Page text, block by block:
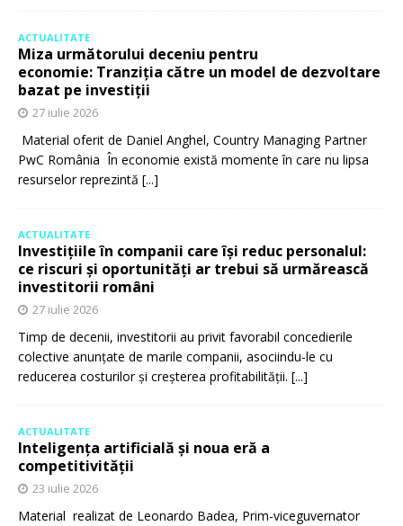
ACTUALITATE
Miza următorului deceniu pentru
economie: Tranziția către un model de dezvoltare
bazat pe investiții
27 iulie 2026
Material oferit de Daniel Anghel, Country Managing Partner
PwC România În economie există momente în care nu lipsa
resurselor reprezintă [...]
ACTUALITATE
Investițiile în companii care își reduc personalul:
ce riscuri și oportunități ar trebui să urmărească
investitorii români
27 iulie 2026
Timp de decenii, investitorii au privit favorabil concedierile
colective anunțate de marile companii, asociindu-le cu
reducerea costurilor și creșterea profitabilității. [...]
ACTUALITATE
Inteligența artificială și noua eră a
competitivității
23 iulie 2026
Material realizat de Leonardo Badea, Prim-viceguvernator